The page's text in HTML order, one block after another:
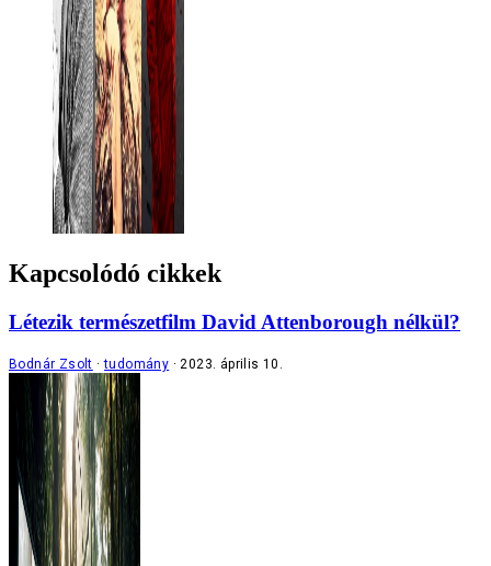
Kapcsolódó cikkek
Létezik természetfilm David Attenborough nélkül?
Bodnár Zsolt tudomány 2023. április 10.